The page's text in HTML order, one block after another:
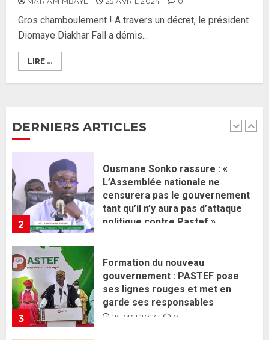
Gros chamboulement ! A travers un décret, le président
Diomaye Diakhar Fall a démis...
LIRE ...
DERNIERS ARTICLES
1
une équipe de mission de 30
membres
2 JUIN 2026
2
politique contre Pastef »
3
Formation du nouveau
gouvernement : PASTEF pose
ses lignes rouges et met en
garde ses responsables
26 MAI 2026 0
4
Réintégration de Sonko à
l’Assemblée nationale : Adji
Mergane Kanouté défend la
majorité parlementaire
26 MAI 2026 0